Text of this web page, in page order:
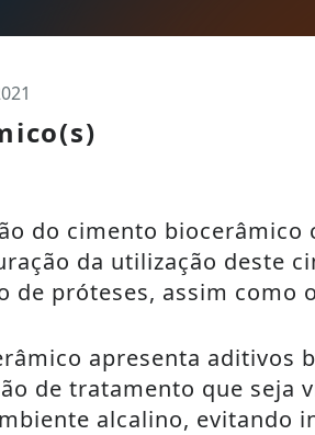
do cimento
da utilização deste
de próteses, assim como
apresenta aditivos
de tratamento que seja
alcalino, evitando